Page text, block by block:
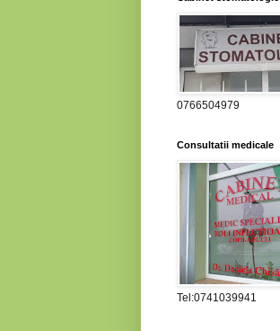
0766504979
Consultatii medicale
Tel:0741039941